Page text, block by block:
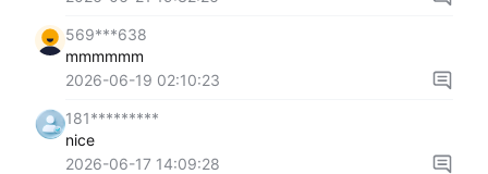
569***638
mmmmmm
2026-06-19 02:10:23
181*********
nice
2026-06-17 14:09:28